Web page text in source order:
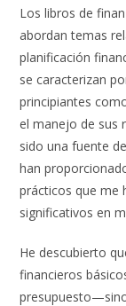
Los libros de
abordan temas
planificación
se caracterizan
principiantes
el manejo de sus
sido una fuente
han
prácticos que me
significativos en
He descubierto
financieros